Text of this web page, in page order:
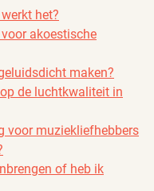
het?
akoestische
maken?
de luchtkwaliteit in
voor muziekliefhebbers
of heb ik